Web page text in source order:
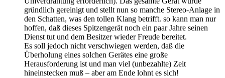
gründlich gereinigt und stellt nun so manche Stereo-Anlage in
den Schatten, was den tollen Klang betrifft. so kann man nur
hoffen, daß dieses Spitzengerät noch ein paar Jahre seinen
Dienst tut und dem Besitzer wieder Freude bereitet.
Es soll jedoch nicht verschwiegen werden, daß die
Überholung eines solchen Gerätes eine große
Herausforderung ist und man viel (unbezahlte) Zeit
hineinstecken muß – aber am Ende lohnt es sich!